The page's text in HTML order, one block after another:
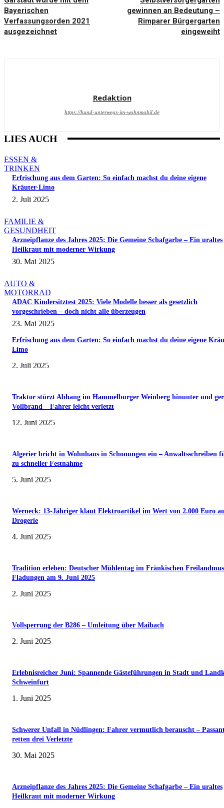
Bayerischen
Verfassungsorden 2021
ausgezeichnet
gewinnen an Bedeutung –
Rimparer Bürgergarten
eingeweiht
Redaktion
https://hund-unterwegs-im-wohnmobil.de
LIES AUCH
ESSEN &
TRINKEN
Erfrischung aus dem Garten: So einfach machst du deine eigene
Kräuter-Limo
2. Juli 2025
FAMILIE &
GESUNDHEIT
Arzneipflanze des Jahres 2025: Die Gemeine Schafgarbe – Ein uraltes
Heilkraut mit moderner Wirkung
30. Mai 2025
AUTO &
MOTORRAD
ADAC Kindersitztest 2025: Viele Modelle besser als gesetzlich
vorgeschrieben – doch nicht alle überzeugen
23. Mai 2025
Erfrischung aus dem Garten: So einfach machst du deine eigene
Limo
2. Juli 2025
Traktor stürzt Abhang im Hammelburger Weinberg hinunter und
Vollbrand – Fahrer leicht verletzt
12. Juni 2025
Algerier bricht in Wohnhaus in Schonungen ein – Anwaltsschreiben
zu schneller Festnahme
5. Juni 2025
Werneck: 13-Jähriger klaut Elektroartikel im Wert von 2.000 Euro
Drogerie
4. Juni 2025
Tradition erleben: Deutscher Mühlentag im Fränkischen
Fladungen am 9. Juni 2025
2. Juni 2025
Vollsperrung der B286 – Umleitung über Maibach
2. Juni 2025
Erlebnisreicher Juni: Spannende Gästeführungen in Stadt und
Schweinfurt
1. Juni 2025
Schwerer Unfall in Nüdlingen: Fahrer vermutlich berauscht –
retten drei Verletzte
30. Mai 2025
Arzneipflanze des Jahres 2025: Die Gemeine Schafgarbe – Ein uraltes
Heilkraut mit moderner Wirkung